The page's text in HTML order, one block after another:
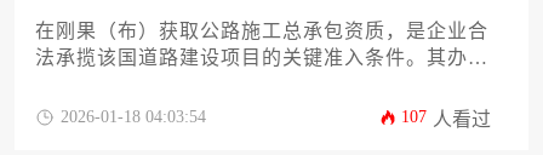
在刚果（布）获取公路施工总承包资质，是企业合
法承揽该国道路建设项目的关键准入条件。其办理
详尽的公司资质、财务状况、技术能力及过往业绩
2026-01-18 04:03:54 107 人看过